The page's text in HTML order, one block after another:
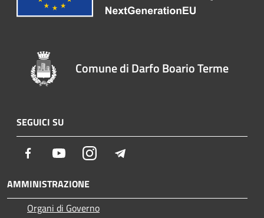
Comune di Darfo Boario Terme
SEGUICI SU
Facebook YoutubeInstagram
AMMINISTRAZIONE
Organi di Governo